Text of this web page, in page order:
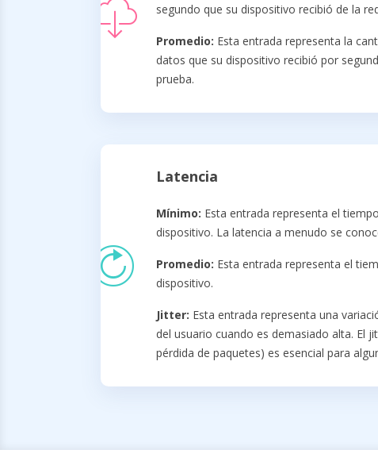
segundo que su dispositivo recibió de la
Promedio: Esta entrada representa la
datos que su dispositivo recibió por
prueba.
Latencia
Mínimo: Esta entrada representa el
dispositivo. La latencia a menudo se
Promedio: Esta entrada representa el
dispositivo.
Jitter: Esta entrada representa una
del usuario cuando es demasiado alta. El
pérdida de paquetes) es esencial para